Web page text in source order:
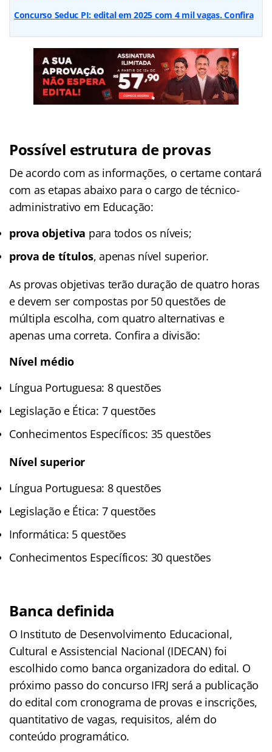
Concurso Seduc PI: edital em 2025 com 4 mil vagas. Confira
Possível estrutura de provas
De acordo com as informações, o certame contará
com as etapas abaixo para o cargo de técnico-
administrativo em Educação:
prova objetiva para todos os níveis;
prova de títulos, apenas nível superior.
As provas objetivas terão duração de quatro horas
e devem ser compostas por 50 questões de
múltipla escolha, com quatro alternativas e
apenas uma correta. Confira a divisão:
Nível médio
Língua Portuguesa: 8 questões
Legislação e Ética: 7 questões
Conhecimentos Específicos: 35 questões
Nível superior
Língua Portuguesa: 8 questões
Legislação e Ética: 7 questões
Informática: 5 questões
Conhecimentos Específicos: 30 questões
Banca definida
O Instituto de Desenvolvimento Educacional,
Cultural e Assistencial Nacional (IDECAN) foi
escolhido como banca organizadora do edital. O
próximo passo do concurso IFRJ será a publicação
do edital com cronograma de provas e inscrições,
quantitativo de vagas, requisitos, além do
conteúdo programático.